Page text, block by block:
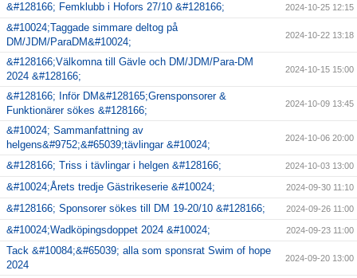
&#128166; Femklubb i Hofors 27/10 &#128166; 2024-10-25 12:15
&#10024;Taggade simmare deltog på
DM/JDM/ParaDM&#10024;
2024-10-22 13:18
&#128166;Välkomna till Gävle och DM/JDM/Para-DM
2024 &#128166;
2024-10-15 15:00
&#128166; Inför DM&#128165;Grensponsorer &
Funktionärer sökes &#128166;
2024-10-09 13:45
&#10024; Sammanfattning av
helgens&#9752;&#65039;tävlingar &#10024;
2024-10-06 20:00
&#128166; Triss i tävlingar i helgen &#128166; 2024-10-03 13:00
&#10024;Årets tredje Gästrikeserie &#10024; 2024-09-30 11:10
&#128166; Sponsorer sökes till DM 19-20/10 &#128166; 2024-09-26 11:00
&#10024;Wadköpingsdoppet 2024 &#10024; 2024-09-23 11:00
Tack &#10084;&#65039; alla som sponsrat Swim of hope
2024
2024-09-20 13:00